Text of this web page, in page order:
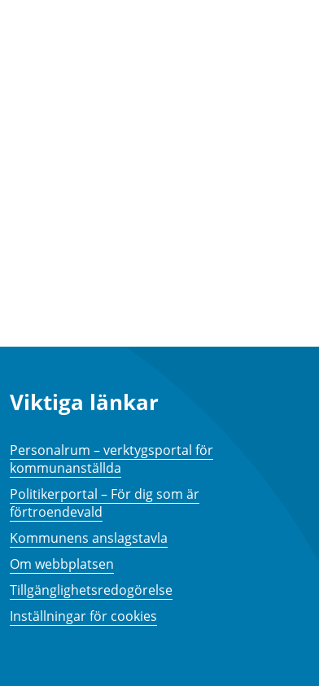
Viktiga länkar
Personalrum – verktygsportal för
kommunanställda
Politikerportal – För dig som är
förtroendevald
Kommunens anslagstavla
Om webbplatsen
Tillgänglighetsredogörelse
Inställningar för cookies